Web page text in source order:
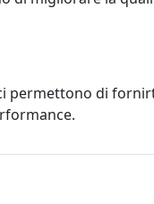
ANGIE
permettono di